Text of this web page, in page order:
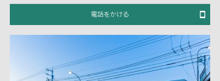
電話をかける